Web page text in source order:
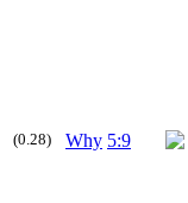
(0.28) Why 5:9